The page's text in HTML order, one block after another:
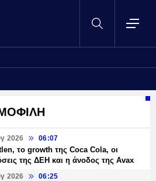
2026 06:07
το growth της Coca Cola, οι
της ΔΕΗ και η άνοδος της Avax
2026 06:25